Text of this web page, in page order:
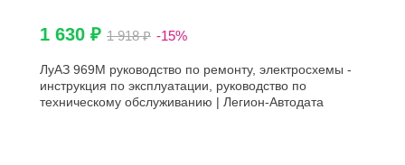
1 630 ₽ 1 918 ₽ -15%
ЛуАЗ 969М руководство по ремонту, электросхемы -
инструкция по эксплуатации, руководство по
техническому обслуживанию | Легион-Автодата